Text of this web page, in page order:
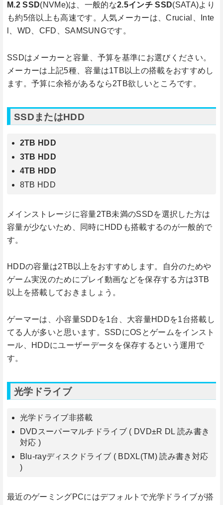
M.2 SSD(NVMe)は、一般的な2.5インチ SSD(SATA)より
も約5倍以上も高速です。人気メーカーは、Crucial、Inte
l、WD、CFD、SAMSUNGです。
SSDはメーカーと容量、予算を基準にお選びください。
メーカーは上記5種、容量は1TB以上の搭載をおすすめし
ます。予算に余裕があるなら2TB欲しいところです。
SSDまたはHDD
2TB HDD
3TB HDD
4TB HDD
8TB HDD
メインストレージに容量2TB未満のSSDを選択した方は
容量が少ないため、同時にHDDも搭載するのが一般的で
す。
HDDの容量は2TB以上をおすすめします。自分のためや
ゲーム実況のためにプレイ動画などを保存する方は3TB
以上を搭載しておきましょう。
ゲーマーは、小容量SDDを1台、大容量HDDを1台搭載し
てる人が多いと思います。SSDにOSとゲームをインスト
ール、HDDにユーザーデータを保存するという運用で
す。
光学ドライブ
光学ドライブ非搭載
DVDスーパーマルチドライブ ( DVD±R DL 読み書き
対応 )
Blu-rayディスクドライブ ( BDXL(TM) 読み書き対応
)
最近のゲーミングPCにはデフォルトで光学ドライブが搭